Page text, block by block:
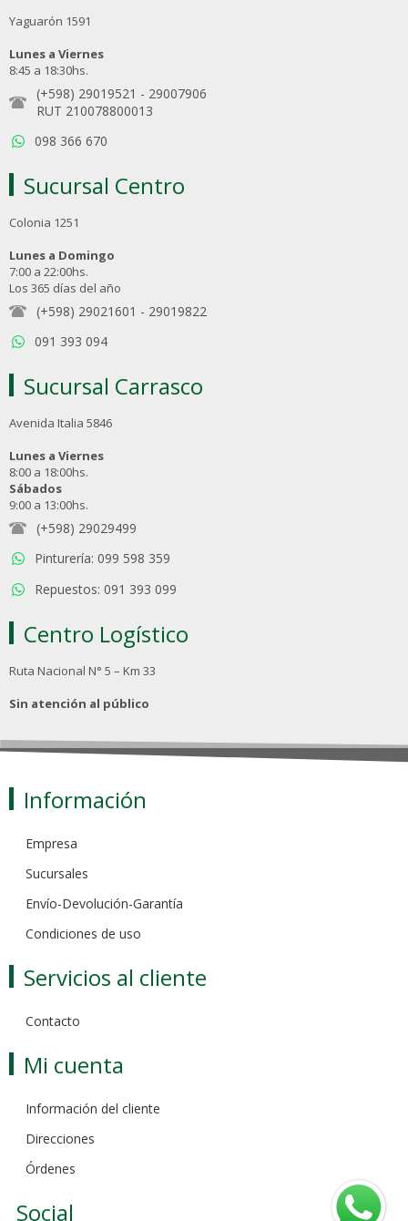
Yaguarón 1591
Lunes a Viernes
8:45 a 18:30hs.
(+598) 29019521 - 29007906
RUT 210078800013
098 366 670
Sucursal Centro
Colonia 1251
Lunes a Domingo
7:00 a 22:00hs.
Los 365 días del año
(+598) 29021601 - 29019822
091 393 094
Sucursal Carrasco
Avenida Italia 5846
Lunes a Viernes
8:00 a 18:00hs.
Sábados
9:00 a 13:00hs.
(+598) 29029499
Pinturería: 099 598 359
Repuestos: 091 393 099
Centro Logístico
Ruta Nacional N° 5 – Km 33
Sin atención al público
Información
Empresa
Sucursales
Envío-Devolución-Garantía
Condiciones de uso
Servicios al cliente
Contacto
Mi cuenta
Información del cliente
Direcciones
Órdenes
Social